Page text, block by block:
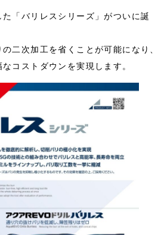
「バリレスシリーズ」がついに誕
二次加工を省くことが可能になり、
コストダウンを実現します。